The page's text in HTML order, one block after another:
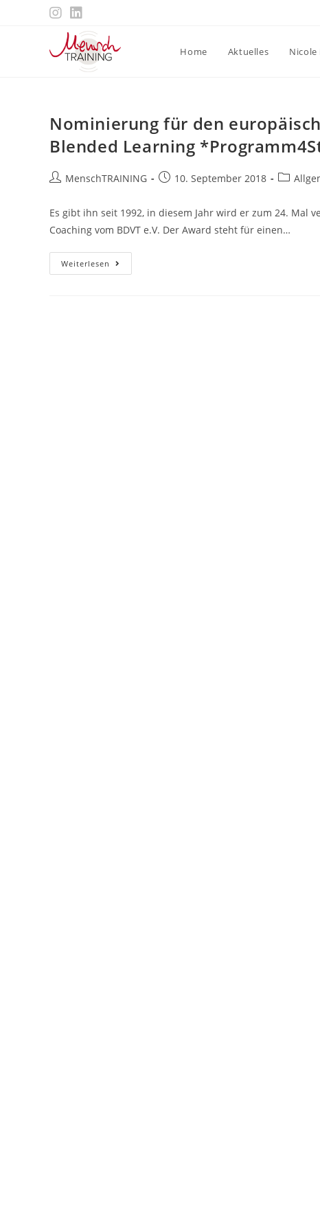
Home Aktuelles Nicole
Nominierung für den
Blended Learning
Beitrags-
MenschTRAINING
Beitrag10. September 2018
Beitrags-
Es gibt ihn seit 1992, in diesem Jahr wird er zum 24. Mal
Coaching vom BDVT e.V. Der Award steht für einen…
Weiterlesen Nominierung
Für